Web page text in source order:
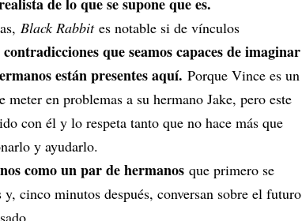
Black Rabbites notable si de vínculos
contradicciones que seamos capaces de imaginar
están presentes aquí.Porque Vince es un
meter en problemas a su hermano Jake, pero este
con él y lo respeta tanto que no hace más que
y ayudarlo.
como un par de hermanosque primero se
cinco minutos después, conversan sobre el futuro